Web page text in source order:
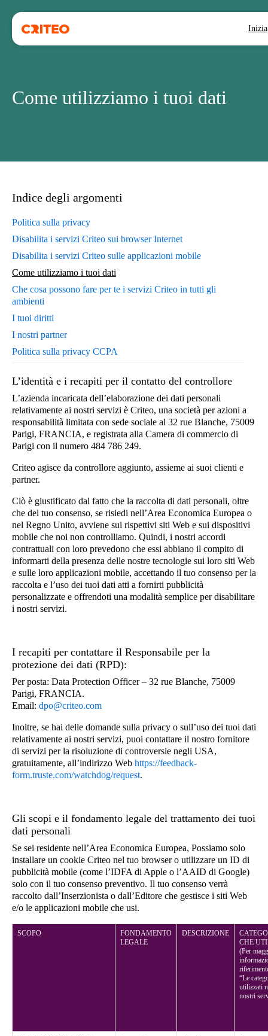
Inizia
Come utilizziamo i tuoi dati
Indice degli argomenti
Politica sulla privacy
Disabilita i servizi Criteo sui browser Internet
Disabilita i servizi Criteo sulle applicazioni mobile
Come utilizziamo i tuoi dati
Che cosa possono fare per te i servizi Criteo in tutti gli
ambienti
I tuoi diritti
I nostri partner
Politica sulla privacy CCPA
L’identità e i recapiti per il contatto del controllore
L’azienda incaricata dell’elaborazione dei dati personali
relativamente ai nostri servizi è Criteo, una società per azioni a
responsabilità limitata con sede sociale al 32 rue Blanche, 75009
Parigi, FRANCIA, e registrata alla Camera di commercio di
Parigi con il numero 484 786 249.
Criteo agisce da controllore aggiunto, assieme ai suoi clienti e
partner.
Ciò è giustificato dal fatto che la raccolta di dati personali, oltre
che del tuo consenso, se risiedi nell’Area Economica Europea o
nel Regno Unito, avviene sui rispettivi siti Web e sui dispositivi
mobile che noi non controlliamo. Quindi, i nostri accordi
contrattuali con loro prevedono che essi abbiano il compito di
informarti della presenza delle nostre tecnologie sui loro siti Web
e sulle loro applicazioni mobile, accettando il tuo consenso per la
raccolta e l’uso dei tuoi dati atti a fornirti pubblicità
personalizzate e offrendoti una modalità semplice per disabilitare
i nostri servizi.
I recapiti per contattare il Responsabile per la
protezione dei dati (RPD):
Per posta: Data Protection Officer – 32 rue Blanche, 75009
Parigi, FRANCIA.
Email: dpo@criteo.com
Inoltre, se hai delle domande sulla privacy o sull’uso dei tuoi dati
relativamente ai nostri servizi, puoi contattare il nostro fornitore
di servizi per la risoluzione di controversie negli USA,
gratuitamente, all’indirizzo Web https://feedback-
form.truste.com/watchdog/request.
Gli scopi e il fondamento legale del trattamento dei tuoi
dati personali
Se sei residente nell’Area Economica Europea, Possiamo solo
installare un cookie Criteo nel tuo browser o utilizzare un ID di
pubblicità mobile (come l’IDFA di Apple o l’AAID di Google)
solo con il tuo consenso preventivo. Il tuo consenso verrà
raccolto dall’Inserzionista o dall’Editore che gestisce i siti Web
e/o le applicazioni mobile che usi.
SCOPO
FONDAMENTO
LEGALE
DESCRIZIONE
CHE
(Per
“Le
utilizzati
nostri